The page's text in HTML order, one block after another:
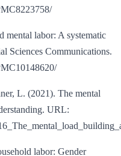
mental labor: A systematic
Sciences Communications.
L. (2021). The mental
URL:
labor: Gender